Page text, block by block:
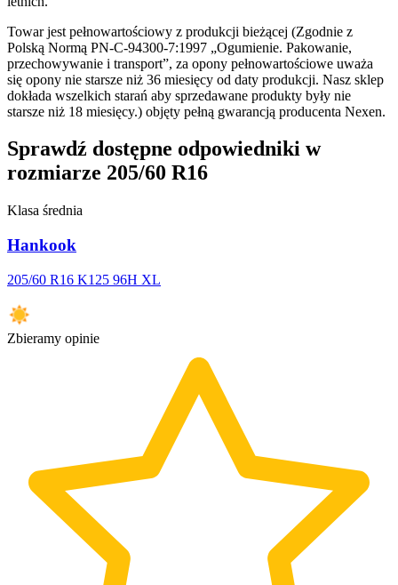
Towar jest pełnowartościowy z produkcji bieżącej (Zgodnie z
Polską Normą PN-C-94300-7:1997 „Ogumienie. Pakowanie,
przechowywanie i transport”, za opony pełnowartościowe uważa
się opony nie starsze niż 36 miesięcy od daty produkcji. Nasz sklep
dokłada wszelkich starań aby sprzedawane produkty były nie
starsze niż 18 miesięcy.) objęty pełną gwarancją producenta Nexen.
Sprawdź dostępne odpowiedniki w
rozmiarze 205/60 R16
Klasa średnia
Hankook
205/60 R16 K125 96H XL
Zbieramy opinie